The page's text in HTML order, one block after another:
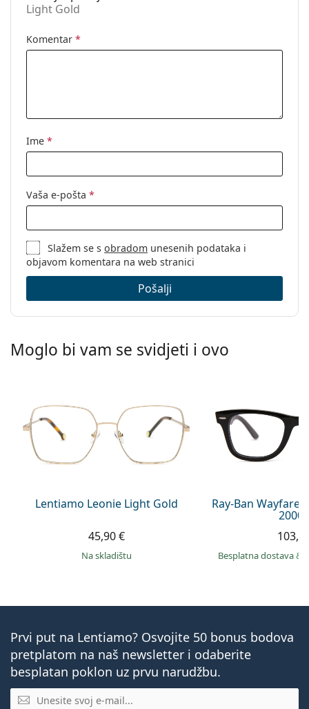
Kutijica:
čišćenje:
Kategorija:
Dioptrijske naočale
Light Gold
Komentar *
Ime *
Vaša e-pošta *
Slažem se sobradom unesenih podataka i
objavom komentara na web stranici
Pošalji
Moglo bi vam se svidjeti i ovo
Lentiamo Leonie Light Gold
45,90 €
na skladištu
Ray-Ban Wayfarer
2000
Besplatna dostava&
Prvi put na Lentiamo? Osvojite 50 bonus bodova
pretplatom na naš newsletter i odaberite
besplatan poklon uz prvu narudžbu.
E-mail